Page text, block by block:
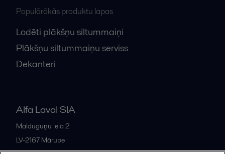
Populārākās produktu lapas
Lodēti plākšņu siltummaiņi
Plākšņu siltummaiņu serviss
Dekanteri
Alfa Laval SIA
Malduguņu iela 2
LV-2167 Mārupe